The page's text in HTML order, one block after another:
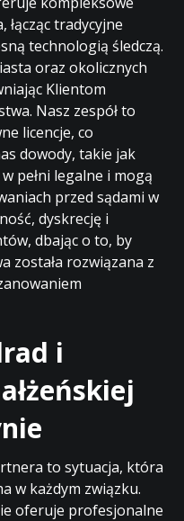
łącząc tradycyjne
technologią śledczą.
oraz okolicznych
Klientom
Nasz zespół to
licencje, co
dowody, takie jak
pełni legalne i mogą
przed sądami w
dyskrecję i
dbając o to, by
została rozwiązana z
i
to sytuacja, która
w każdym związku.
oferuje profesjonalne